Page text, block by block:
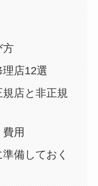
方
店12選
店と非正規
用
備しておく